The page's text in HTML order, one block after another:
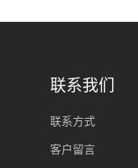
联系我们
联系方式
客户留言